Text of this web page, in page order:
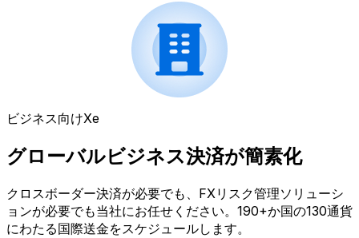
ビジネス向けXe
グローバルビジネス決済が簡素化
クロスボーダー決済が必要でも、FXリスク管理ソリューシ
ョンが必要でも当社にお任せください。190+か国の130通貨
にわたる国際送金をスケジュールします。